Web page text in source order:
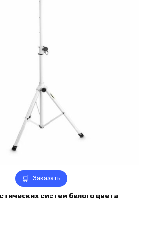
Заказать
систем белого цвета